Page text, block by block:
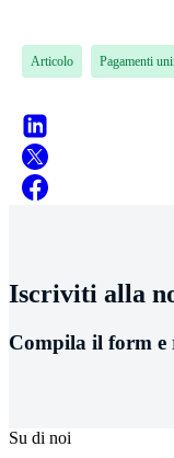
Articolo Pagamenti
Iscriviti alla
Compila il form
Su di noi